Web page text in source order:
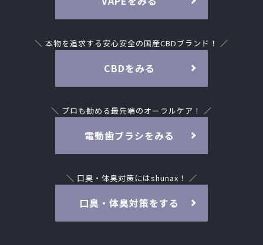
＼ 本物を追求する安心安全の国産CBDブランド！ ／
CBDをみる
＼ プロも勧める最先端のオーラルケア！ ／
電動歯ブラシをみる
＼ 口臭・体臭対策にはshunax！ ／
口臭・体臭対策をする